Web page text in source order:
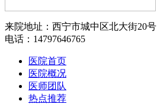
来院地址：西宁市城中区北大街20号
电话：14797646765
医院首页
医院概况
医师团队
热点推荐